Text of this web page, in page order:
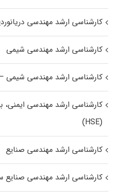
کارشناسی ارشد مهندسی
کارشناسی ارشد مهندسی شیمی
کارشناسی ارشد مهندسی شیمی –
کارشناسی ارشد مهندسی
(HSE)
کارشناسی ارشد مهندسی صنایع
کارشناسی ارشد مهندسی صنایع